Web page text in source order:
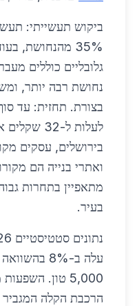
ביקוש תעשייתי:
גלובליים כוללים
נחושת רבה יותר,
לעלות ל-
בירושלים, עסקים
ואתרי בנייה הם
בעיר.
5,000 טון.
הרכבת הקלה המגביר